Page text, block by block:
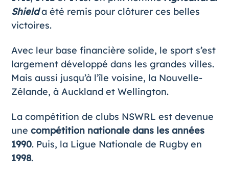
Shielda été remis pour clôturer ces belles
victoires.
Avec leur base financière solide, le sport s’est
largement développé dans les grandes villes.
Mais aussi jusqu’à l’île voisine, la Nouvelle-
Zélande, à Auckland et Wellington.
La compétition de clubs NSWRL est devenue
une compétition nationale dans les années
1990. Puis, la Ligue Nationale de Rugby en
1998.